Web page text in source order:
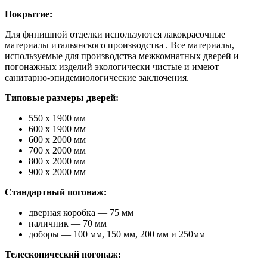
Покрытие:
Для финишной отделки используются лакокрасочные
материалы итальянского производства . Все материалы,
используемые для производства межкомнатных дверей и
погонажных изделий экологически чистые и имеют
санитарно-эпидемиологические заключения.
Типовые размеры дверей:
550 х 1900 мм
600 х 1900 мм
600 х 2000 мм
700 х 2000 мм
800 х 2000 мм
900 х 2000 мм
Стандартный погонаж:
дверная коробка — 75 мм
наличник — 70 мм
доборы — 100 мм, 150 мм, 200 мм и 250мм
Телескопический погонаж: